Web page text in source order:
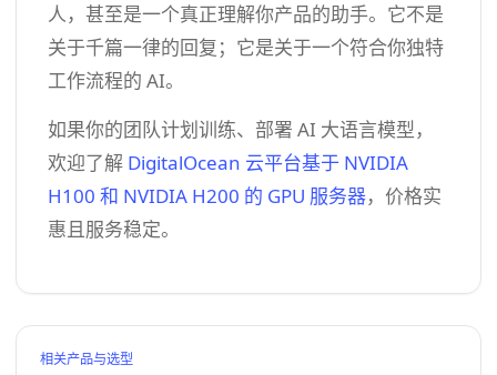
人，甚至是一个真正理解你产品的助手。它不是
关于千篇一律的回复；它是关于一个符合你独特
工作流程的 AI。
如果你的团队计划训练、部署 AI 大语言模型，
欢迎了解 DigitalOcean 云平台基于 NVIDIA
H100 和 NVIDIA H200 的 GPU 服务器，价格实
惠且服务稳定。
相关产品与选型